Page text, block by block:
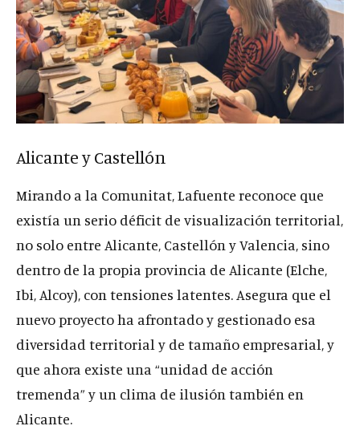
Alicante y Castellón
Mirando a la Comunitat, Lafuente reconoce que
existía un serio déficit de visualización territorial,
no solo entre Alicante, Castellón y Valencia, sino
dentro de la propia provincia de Alicante (Elche,
Ibi, Alcoy), con tensiones latentes. Asegura que el
nuevo proyecto ha afrontado y gestionado esa
diversidad territorial y de tamaño empresarial, y
que ahora existe una “unidad de acción
tremenda” y un clima de ilusión también en
Alicante.